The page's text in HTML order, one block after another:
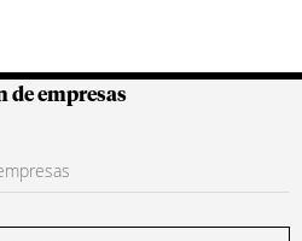
Colombianas
de empresas